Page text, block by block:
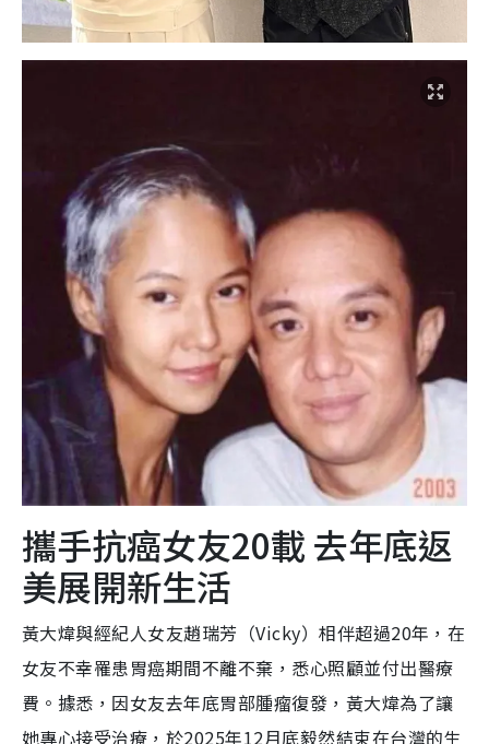
攜手抗癌女友20載 去年底返
美展開新生活
黃大煒與經紀人女友趙瑞芳（Vicky）相伴超過20年，在
女友不幸罹患胃癌期間不離不棄，悉心照顧並付出醫療
費。據悉，因女友去年底胃部腫瘤復發，黃大煒為了讓
她專心接受治療，於2025年12月底毅然結束在台灣的生